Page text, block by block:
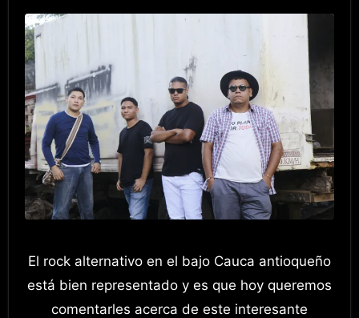
El rock alternativo en el bajo Cauca antioqueño
está bien representado y es que hoy queremos
comentarles acerca de este interesante